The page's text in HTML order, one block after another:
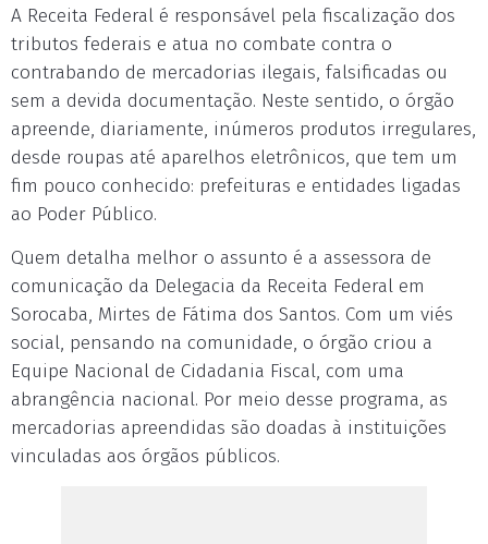
A Receita Federal é responsável pela fiscalização dos
tributos federais e atua no combate contra o
contrabando de mercadorias ilegais, falsificadas ou
sem a devida documentação. Neste sentido, o órgão
apreende, diariamente, inúmeros produtos irregulares,
desde roupas até aparelhos eletrônicos, que tem um
fim pouco conhecido: prefeituras e entidades ligadas
ao Poder Público.
Quem detalha melhor o assunto é a assessora de
comunicação da Delegacia da Receita Federal em
Sorocaba, Mirtes de Fátima dos Santos. Com um viés
social, pensando na comunidade, o órgão criou a
Equipe Nacional de Cidadania Fiscal, com uma
abrangência nacional. Por meio desse programa, as
mercadorias apreendidas são doadas à instituições
vinculadas aos órgãos públicos.